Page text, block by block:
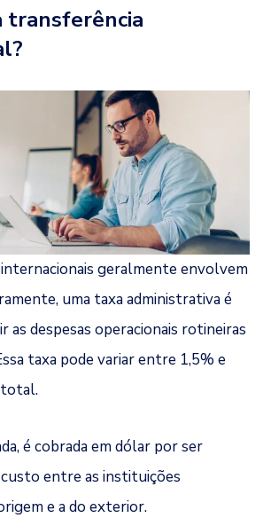
transferência
geralmente envolvem
uma taxa administrativa é
as despesas operacionais rotineiras
taxa pode variar entre 1,5% e
é cobrada em dólar por ser
entre as instituições
e a do exterior.